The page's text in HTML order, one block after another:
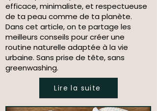
efficace, minimaliste, et respectueuse
de ta peau comme de ta planète.
Dans cet article, on te partage les
meilleurs conseils pour créer une
routine naturelle adaptée à la vie
urbaine. Sans prise de tête, sans
greenwashing.
Lire la suite